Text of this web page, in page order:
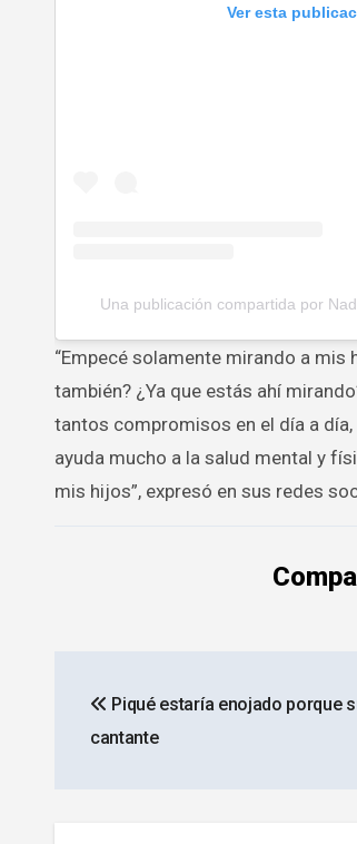
Ver esta
Una publicación compartida por
“Empecé solamente mirando a mis
también? ¿Ya que estás ahí
tantos compromisos en el día a
ayuda mucho a la salud mental y
mis hijos”, expresó en sus redes
de
Piqué estaría enojado porque
cantante